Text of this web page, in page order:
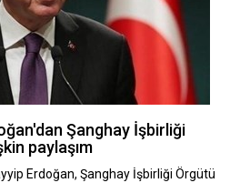
Şanghay İşbirliği
paylaşım
Erdoğan, Şanghay İşbirliği Örgütü